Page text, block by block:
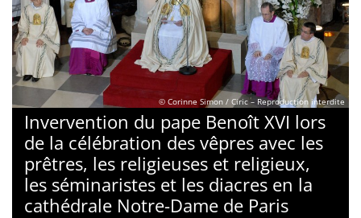
© Corinne Simon / Ciric – Reproduction interdite
Invervention du pape Benoît XVI lors
de la célébration des vêpres avec les
prêtres, les religieuses et religieux,
les séminaristes et les diacres en la
cathédrale Notre-Dame de Paris